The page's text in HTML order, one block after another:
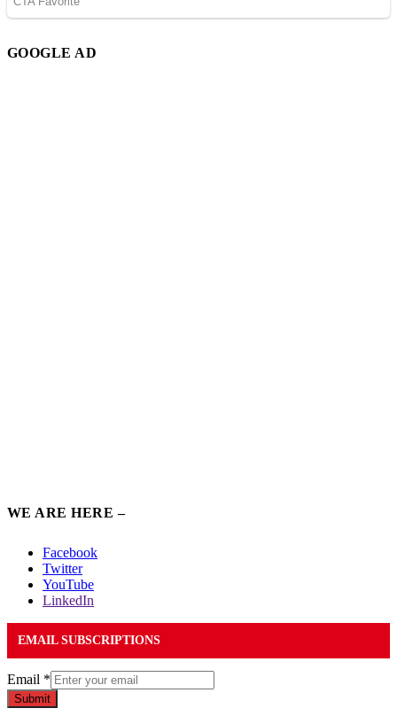
GOOGLE AD
WE ARE HERE –
Facebook
Twitter
YouTube
LinkedIn
EMAIL SUBSCRIPTIONS
Email *
Submit